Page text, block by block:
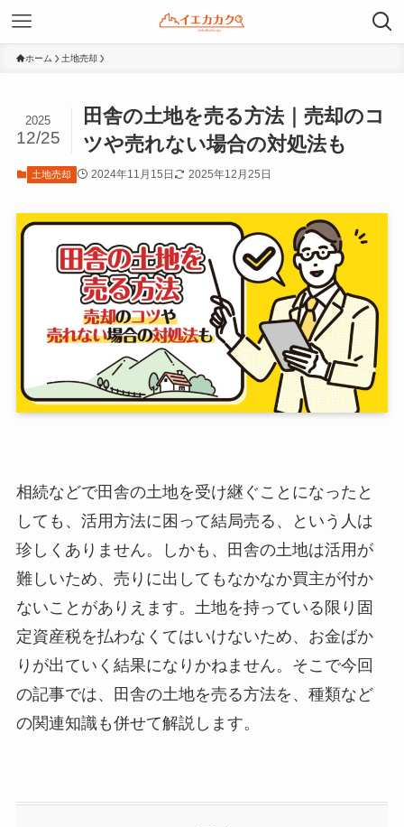
ホーム 土地売却
田舎の土地を売る方法｜売却のコ
ツや売れない場合の対処法も
2025
12/25
土地売却 2024年11月15日 2025年12月25日
相続などで田舎の土地を受け継ぐことになったと
しても、活用方法に困って結局売る、という人は
珍しくありません。しかも、田舎の土地は活用が
難しいため、売りに出してもなかなか買主が付か
ないことがありえます。土地を持っている限り固
定資産税を払わなくてはいけないため、お金ばか
りが出ていく結果になりかねません。そこで今回
の記事では、田舎の土地を売る方法を、種類など
の関連知識も併せて解説します。